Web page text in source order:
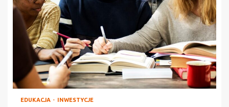
EDUKACJA INWESTYCJE